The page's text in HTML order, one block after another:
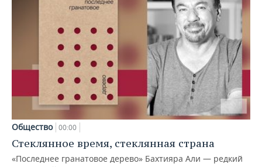
Общество 00:00
Стеклянное время, стеклянная страна
«Последнее гранатовое дерево» Бахтияра Али — редкий